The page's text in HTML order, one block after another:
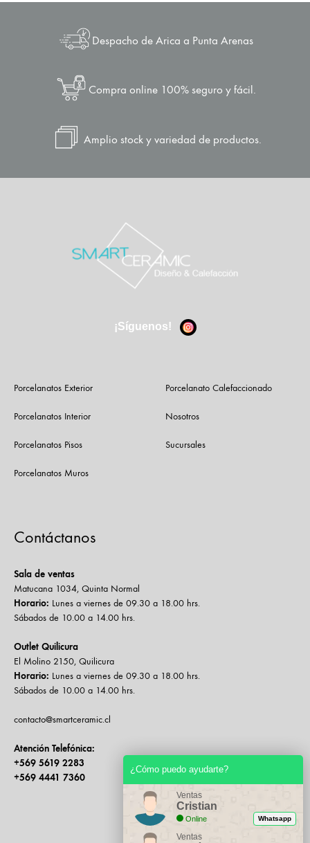
Despacho de Arica a Punta Arenas
Compra online 100% seguro y fácil.
Amplio stock y variedad de productos.
¡Síguenos!
Porcelanatos Exterior
Porcelanatos Interior
Porcelanatos Pisos
Porcelanatos Muros
Porcelanato Calefaccionado
Nosotros
Sucursales
Contáctanos
Sala de ventas
Matucana 1034, Quinta Normal
Horario: Lunes a viernes de 09.30 a 18.00 hrs.
Sábados de 10.00 a 14.00 hrs.
Outlet Quilicura
El Molino 2150, Quilicura
Horario: Lunes a viernes de 09.30 a 18.00 hrs.
Sábados de 10.00 a 14.00 hrs.
contacto@smartceramic.cl
Atención Telefónica:
+569 5619 2283
+569 4441 7360
¿Cómo puedo ayudarte?
Ventas
Cristian
Online Whatsapp
Ventas